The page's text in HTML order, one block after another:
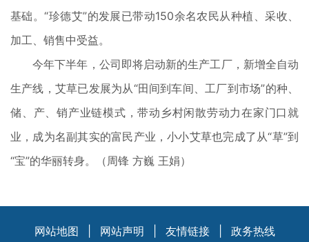
基础。“珍德艾”的发展已带动150余名农民从种植、采收、
加工、销售中受益。
今年下半年，公司即将启动新的生产工厂，新增全自动
生产线，艾草已发展为从“田间到车间、工厂到市场”的种、
储、产、销产业链模式，带动乡村闲散劳动力在家门口就
业，成为名副其实的富民产业，小小艾草也完成了从“草”到
“宝”的华丽转身。（周锋 方巍 王娟）
网站地图 网站声明 友情链接 政务热线